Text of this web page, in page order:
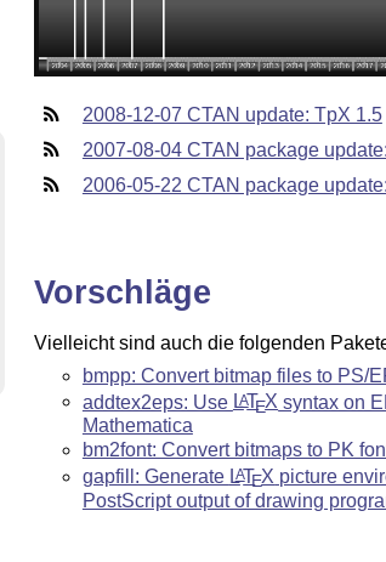
2008-12-07 CTAN update: TpX 1.5
2007-08-04 CTAN package
2006-05-22 CTAN package
Vorschläge
Vielleicht sind auch die folgenden
bmpp: Convert bitmap files to PS/
addtex2eps: Use LATEX syntax on
Mathematica
bm2font: Convert bitmaps to PK
gapfill: Generate LATEX picture
PostScript output of drawing